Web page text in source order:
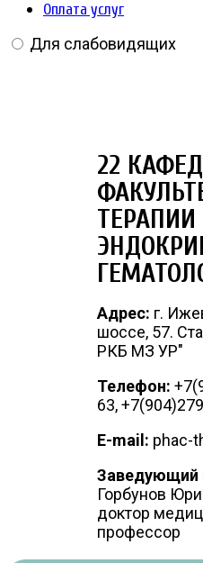
Оплата услуг
Для слабовидящих
22
Адрес: г.
шоссе, 57.
РКБ МЗ УР"
Телефон:
63,
E-mail: phac-
Заведующий
Горбунов
доктор
профессор